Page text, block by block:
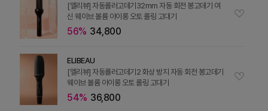
[엘리뷰] 자동롤러고데기32mm 자동 회전 봉고데기 여
신 웨이브 볼륨 아이롱 오토 롤링 고대기
56% 34,800
ELIBEAU
[엘리뷰] 자동롤러고데기2 화상 방지 자동 회전 봉고데기
웨이브 볼륨 아이롱 오토 롤링 고대기
54% 36,800